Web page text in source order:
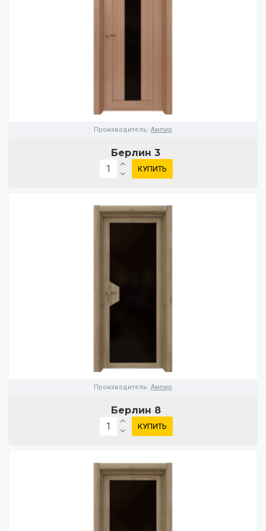
Производитель: Ампир
Берлин 3
КУПИТЬ
Производитель: Ампир
Берлин 8
КУПИТЬ